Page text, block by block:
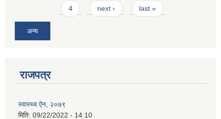
4 next › last »
अन्य
राजपत्र
स्वास्थ्य ऐन, २०७९
मिति: 09/22/2022 - 14:10